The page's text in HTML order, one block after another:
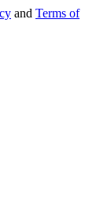
and Terms of